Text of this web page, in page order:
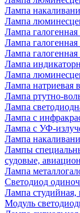
Лампа
Лампа
Лампа галогенная
Лампа галогенная
Лампа
Лампа
Лампа
Лампа натриевая
Лампа ртутно-
Лампа
Лампа с
Лампа с УФ-
Лампа
Лампы
судовые,
Лампа
Светодиод
Лампа студийная,
Модуль